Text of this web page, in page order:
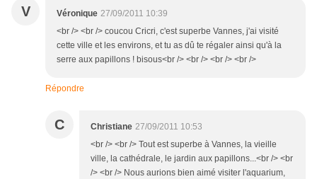
V Véronique 27/09/2011 10:39
<br /> <br /> coucou Cricri, c'est superbe Vannes, j'ai visité
cette ville et les environs, et tu as dû te régaler ainsi qu'à la
serre aux papillons ! bisous<br /> <br /> <br /> <br />
Répondre
C Christiane 27/09/2011 10:53
<br /> <br /> Tout est superbe à Vannes, la vieille
ville, la cathédrale, le jardin aux papillons...<br /> <br
/> <br /> Nous aurions bien aimé visiter l'aquarium,